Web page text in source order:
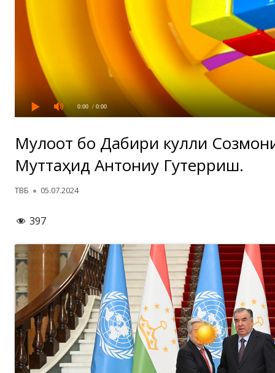
0:00 / 0:00
Мулоқот бо Дабири кулли
Муттаҳид Антониу Гутерриш.
Автор
ТВБ Опубликовано
05.07.2024
397